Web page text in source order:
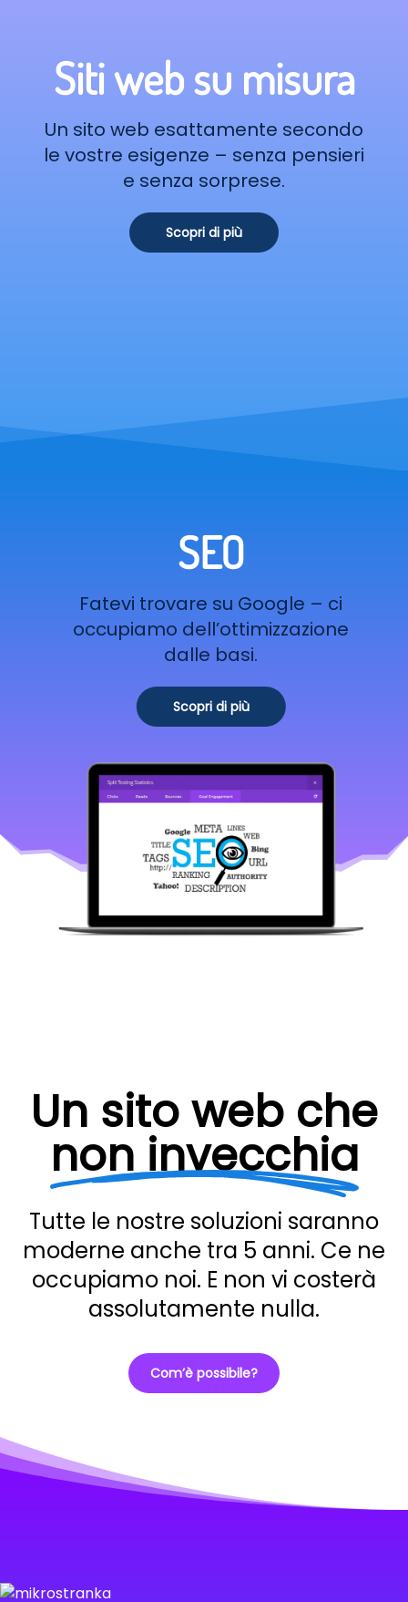
Siti web su misura
Un sito web esattamente secondo
le vostre esigenze – senza pensieri
e senza sorprese.
Scopri di più
SEO
Fatevi trovare su Google – ci
occupiamo dell’ottimizzazione
dalle basi.
Scopri di più
Un sito web che
non invecchia
Tutte le nostre soluzioni saranno
moderne anche tra 5 anni. Ce ne
occupiamo noi. E non vi costerà
assolutamente nulla.
Com’è possibile?